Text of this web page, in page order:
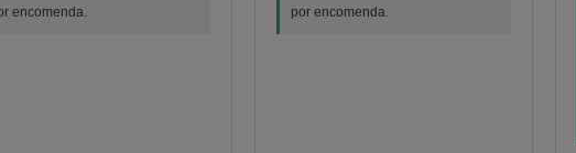
encomenda.
por encomenda.